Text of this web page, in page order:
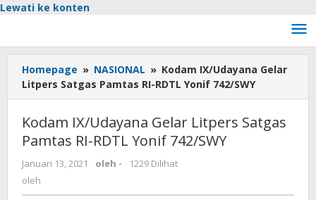
Lewati ke konten
Homepage » NASIONAL » Kodam IX/Udayana Gelar
Litpers Satgas Pamtas RI-RDTL Yonif 742/SWY
Kodam IX/Udayana Gelar Litpers Satgas
Pamtas RI-RDTL Yonif 742/SWY
Januari 13, 2021 oleh -
1229 Dilihat
oleh